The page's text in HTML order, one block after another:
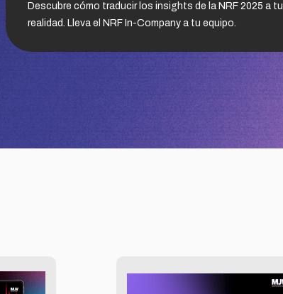
Descubre cómo traducir los insights de la NRF 2025 a tu
realidad. Lleva el NRF In-Company a tu equipo.